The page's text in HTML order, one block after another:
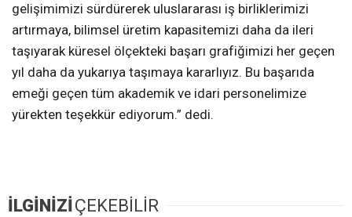
gelişimimizi sürdürerek uluslararası iş birliklerimizi
artırmaya, bilimsel üretim kapasitemizi daha da ileri
taşıyarak küresel ölçekteki başarı grafiğimizi her geçen
yıl daha da yukarıya taşımaya kararlıyız. Bu başarıda
emeği geçen tüm akademik ve idari personelimize
yürekten teşekkür ediyorum.” dedi.
İLGİNİZİÇEKEBİLİR